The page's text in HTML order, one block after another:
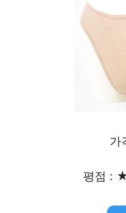
가
평점 :